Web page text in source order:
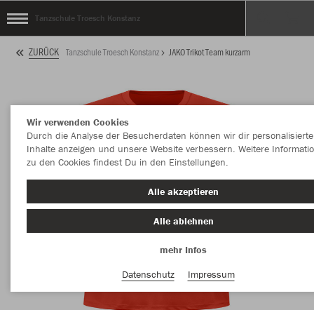
Tanzschule Troesch Konstanz
ZURÜCK Tanzschule Troesch Konstanz JAKO Trikot Team kurzarm
Wir verwenden Cookies
Durch die Analyse der Besucherdaten können wir dir personalisierte
Inhalte anzeigen und unsere Website verbessern. Weitere
zu den Cookies findest Du in den Einstellungen.
Alle akzeptieren
Alle ablehnen
mehr Infos
Datenschutz
Impressum